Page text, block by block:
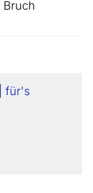
Bruch
für's